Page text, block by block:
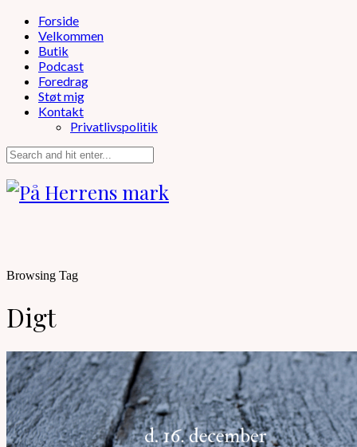
Forside
Velkommen
Butik
Podcast
Foredrag
Støt mig
Kontakt
Privatlivspolitik
Browsing Tag
Digt